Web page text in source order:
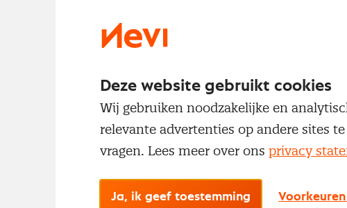
Deze website gebruikt cookies
Wij gebruiken noodzakelijke en
relevante advertenties op andere sites
vragen. Lees meer over ons privacy
Ja, ik geef toestemming